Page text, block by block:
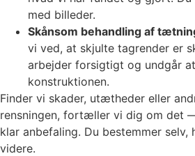
med billeder.
Skånsom behandling af
vi ved, at skjulte tagrender er
arbejder forsigtigt og undgår
konstruktionen.
Finder vi skader, utætheder eller
rensningen, fortæller vi dig om det
klar anbefaling. Du bestemmer selv,
videre.